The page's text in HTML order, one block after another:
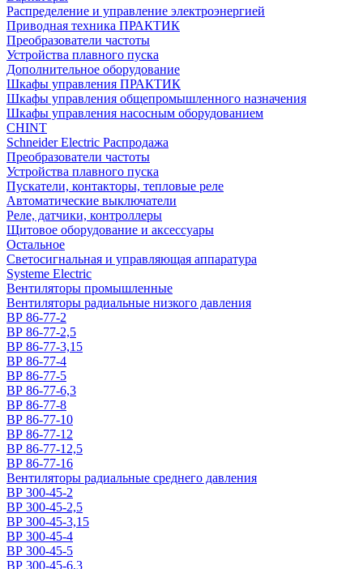
Распределение и управление электроэнергией
Приводная техника ПРАКТИК
Преобразователи частоты
Устройства плавного пуска
Дополнительное оборудование
Шкафы управления ПРАКТИК
Шкафы управления общепромышленного назначения
Шкафы управления насосным оборудованием
CHINT
Schneider Electric Распродажа
Преобразователи частоты
Устройства плавного пуска
Пускатели, контакторы, тепловые реле
Автоматические выключатели
Реле, датчики, контроллеры
Щитовое оборудование и аксессуары
Остальное
Светосигнальная и управляющая аппаратура
Systeme Electric
Вентиляторы промышленные
Вентиляторы радиальные низкого давления
ВР 86-77-2
ВР 86-77-2,5
ВР 86-77-3,15
ВР 86-77-4
ВР 86-77-5
ВР 86-77-6,3
ВР 86-77-8
ВР 86-77-10
ВР 86-77-12
ВР 86-77-12,5
ВР 86-77-16
Вентиляторы радиальные среднего давления
ВР 300-45-2
ВР 300-45-2,5
ВР 300-45-3,15
ВР 300-45-4
ВР 300-45-5
ВР 300-45-6,3